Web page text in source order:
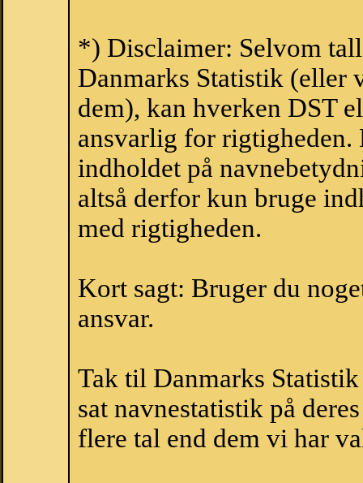
*) Disclaimer: Selvom
Danmarks Statistik (eller
dem), kan hverken DST
ansvarlig for
indholdet på
altså derfor kun bruge
med rigtigheden.
Kort sagt: Bruger du
ansvar.
Tak til Danmarks
sat navnestatistik på
flere tal end dem vi har